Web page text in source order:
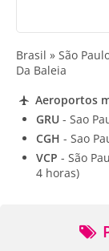
Brasil » São
Da Baleia
Aeroportos
GRU - Sao
CGH - Sao
VCP - São
4 horas)